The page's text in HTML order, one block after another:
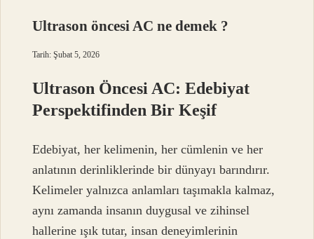
Ultrason öncesi AC ne demek ?
Tarih: Şubat 5, 2026
Ultrason Öncesi AC: Edebiyat
Perspektifinden Bir Keşif
Edebiyat, her kelimenin, her cümlenin ve her
anlatının derinliklerinde bir dünyayı barındırır.
Kelimeler yalnızca anlamları taşımakla kalmaz,
aynı zamanda insanın duygusal ve zihinsel
hallerine ışık tutar, insan deneyimlerinin